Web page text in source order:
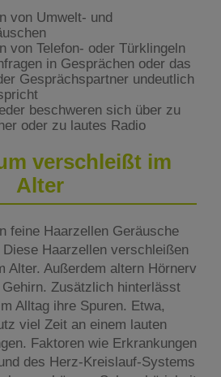
von Umwelt- und
von Telefon- oder Türklingeln
in Gesprächen oder das
Gesprächspartner undeutlich
beschweren sich über zu
oder zu lautes Radio
verschleißt im
Alter
feine Haarzellen Geräusche
Haarzellen verschleißen
Alter. Außerdem altern Hörnerv
Zusätzlich hinterlässt
Alltag ihre Spuren. Etwa,
viel Zeit an einem lauten
Faktoren wie Erkrankungen
des Herz-Kreislauf-Systems